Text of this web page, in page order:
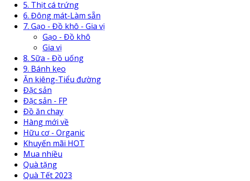
5. Thịt cá trứng
6. Đông mát-Làm sẵn
7. Gạo - Đồ khô - Gia vị
Gạo - Đồ khô
Gia vị
8. Sữa - Đồ uống
9. Bánh kẹo
Ăn kiêng-Tiểu đường
Đặc sản
Đặc sản - FP
Đồ ăn chay
Hàng mới về
Hữu cơ - Organic
Khuyến mãi HOT
Mua nhiều
Quà tặng
Quà Tết 2023